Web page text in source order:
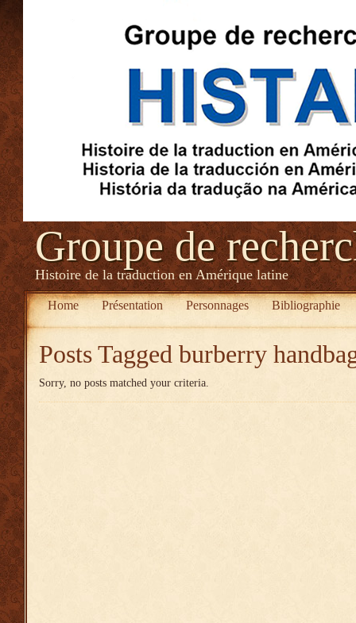
Groupe de
Histoire de la traduction en Amérique latine
Home Présentation Personnages Bibliographie
Posts Tagged burberry
Sorry, no posts matched your criteria.